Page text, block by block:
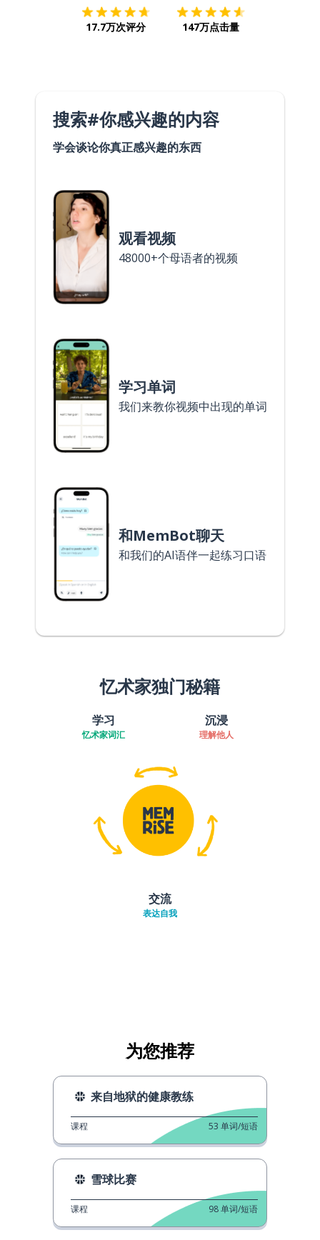
17.7万次评分 147万点击量
搜索#你感兴趣的内容
学会谈论你真正感兴趣的东西
观看视频
48000+个母语者的视频
学习单词
我们来教你视频中出现的单词
和MemBot聊天
和我们的AI语伴一起练习口语
忆术家独门秘籍
学习
忆术家词汇
沉浸
理解他人
交流
表达自我
为您推荐
来自地狱的健康教练
课程 53 单词/短语
雪球比赛
课程 98单词/短语